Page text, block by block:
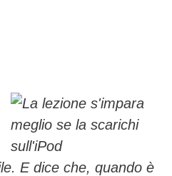
E dice che, quando è